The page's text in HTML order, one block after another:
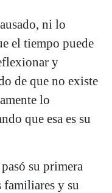
ni lo
el tiempo puede
y
de que no existe
lo
que esa es su
su primera
familiares y su